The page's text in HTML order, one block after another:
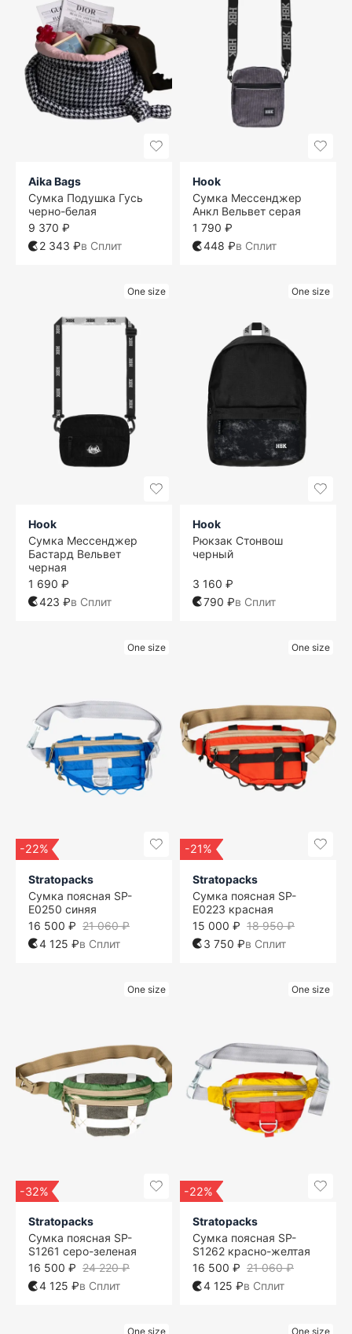
Aika Bags
Сумка Подушка Гусь
черно-белая
9 370 ₽
2 343 ₽в Сплит
Hook
Сумка Мессенджер
Анкл Вельвет серая
1 790 ₽
448 ₽в Сплит
One size
Hook
Сумка Мессенджер
Бастард Вельвет
черная
1 690 ₽
423 ₽в Сплит
One size
Hook
Рюкзак Стонвош
черный
3 160 ₽
790 ₽в Сплит
One size
-22%
Stratopacks
Сумка поясная SP-
E0250 синяя
21 060 ₽
16 500 ₽
4 125 ₽в Сплит
One size
-21%
Stratopacks
Сумка поясная SP-
E0223 красная
18 950 ₽
15 000 ₽
3 750 ₽в Сплит
One size
-32%
Stratopacks
Сумка поясная SP-
S1261 серо-зеленая
24 220 ₽
16 500 ₽
4 125 ₽в Сплит
One size
-22%
Stratopacks
Сумка поясная SP-
S1262 красно-желтая
21 060 ₽
16 500 ₽
4 125 ₽в Сплит
One size One size